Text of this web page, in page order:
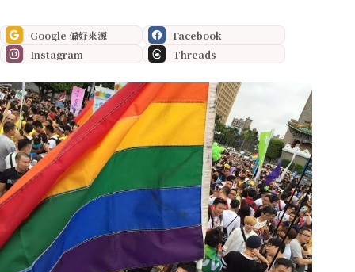
Google 偏好來源
Facebook
Instagram
Threads